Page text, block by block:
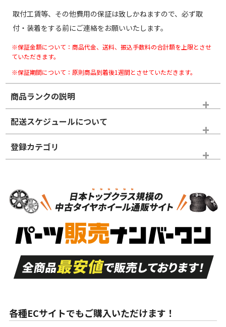
取付工賃等、その他費用の保証は致しかねますので、必ず取
付・装着をする前にご連絡をお願いいたします。
※保証金額について：商品代金、送料、振込手数料の合計額を上限とさせ
ていただきます。
※保証期間について：原則商品到着後1週間とさせていただきます。
商品ランクの説明
※商品ランクは出品者の主観により判断しておりますので、あら
かじめご了承ください。
ホイールランク
S
品）
S
新車外し品（新古
付き
A
走行距離も少なく、
目立つ傷もほとんど
ない中古品
A
走行距離も少なく、
非常に状態の良い中
古品
な中古品
んどない中古品
配送スケジュールについて
登録カテゴリ
タイヤホイールセット
各種ECサイトでもご購入いただけます！